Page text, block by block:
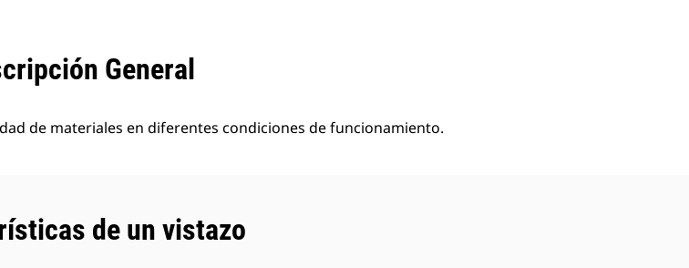
General
de materiales en diferentes condiciones de funcionamiento.
de un vistazo